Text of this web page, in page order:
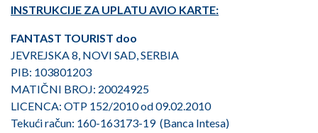
INSTRUKCIJE ZA UPLATU AVIO KARTE:
FANTAST TOURIST doo
JEVREJSKA 8, NOVI SAD, SERBIA
PIB: 103801203
MATIČNI BROJ: 20024925
LICENCA: OTP 152/2010 od 09.02.2010
Tekući račun: 160-163173-19 (Banca Intesa)